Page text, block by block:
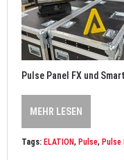
Pulse Panel FX und
MEHR LESEN
Tags: ELATION, Pulse, Pulse